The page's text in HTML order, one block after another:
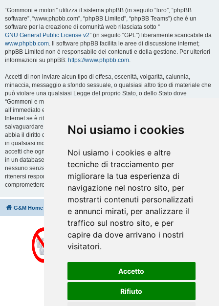
Noi usiamo i cookies
Noi usiamo i cookies e altre
tecniche di tracciamento per
migliorare la tua esperienza di
navigazione nel nostro sito, per
mostrarti contenuti personalizzati
e annunci mirati, per analizzare il
traffico sul nostro sito, e per
capire da dove arrivano i nostri
visitatori.
Accetto
Rifiuto
“Gommoni e motori” utilizza il sistema phpBB (in seguito “loro”, “phpBB
software”, “www.phpbb.com”, “phpBB Limited”, “phpBB Teams”) che è un
software per la creazione di comunità web rilasciata sotto “
GNU General Public License v2” (in seguito “GPL”) liberamente scaricabile da
www.phpbb.com. Il software phpBB facilita le aree di discussione internet;
phpBB Limited non è responsabile dei contenuti e della gestione. Per ulteriori
informazioni su phpBB: https://www.phpbb.com.
Accetti di non inviare alcun tipo di offesa, oscenità, volgarità, calunnia,
minaccia, messaggio a sfondo sessuale, o qualsiasi altro tipo di materiale che
può violare una qualsiasi Legge del proprio Stato, o dello Stato dove
“Gommoni e motori” è ospitato, o di una Legge internazionale. Fare ciò porta
all’immediato e permanente divieto di accesso, con notifica al tuo provider
Internet se è ritenuto da noi opportuno. Tutti gli indirizzi IP sono registrati per
salvaguardare e rinforzare queste condizioni. Accetti che “Gommoni e motori”
abbia il diritto di rimuovere, riscrivere, spostare o chiudere qualsiasi argomento
in qualsiasi momento lo ritenga necessario. Come fruitore di questo servizio,
accetti che ogni informazione (dato personale) tu abbia inviato sia conservata
in un database. Al contempo queste informazioni non saranno divulgate a
nessuno senza il tuo consenso, né “Gommoni e motori” o phpBB sono da
ritenersi responsabili per qualsiasi violazione al sistema che possa
compromettere queste informazioni.
G&M Home Tutti gli orari sonoUTC+02:00
Cancella cookie